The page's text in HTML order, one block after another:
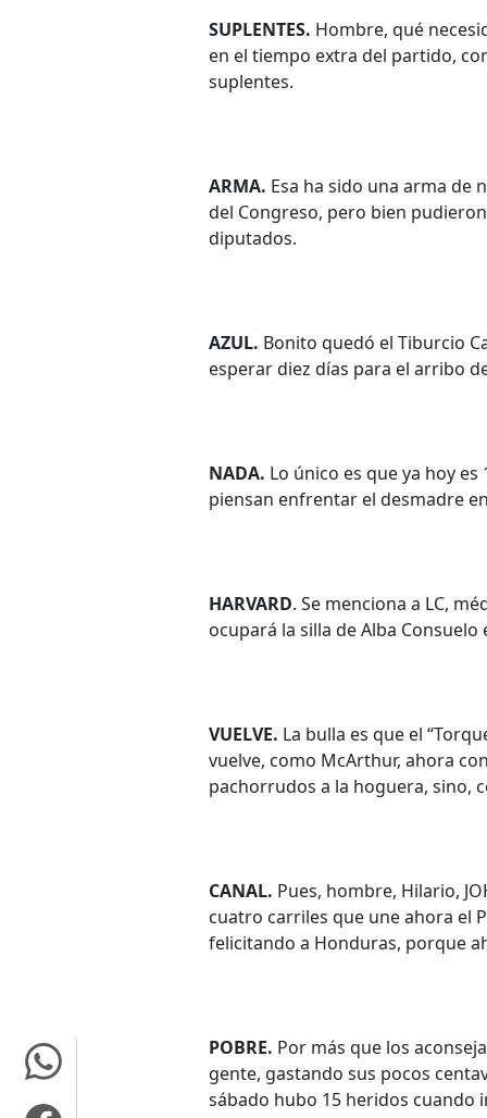
SUPLENTES. Hombre, qué
en el tiempo extra del partido,
suplentes.
ARMA. Esa ha sido una arma de
del Congreso, pero bien
diputados.
AZUL. Bonito quedó el Tiburcio
esperar diez días para el arribo
NADA. Lo único es que ya hoy
piensan enfrentar el desmadre
HARVARD. Se menciona a LC,
ocupará la silla de Alba Consuelo
VUELVE. La bulla es que el
vuelve, como McArthur, ahora
pachorrudos a la hoguera, sino,
CANAL. Pues, hombre, Hilario,
cuatro carriles que une ahora el
felicitando a Honduras, porque
POBRE. Por más que los
gente, gastando sus pocos
sábado hubo 15 heridos cuando